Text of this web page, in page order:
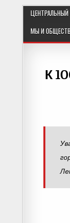
МЫ И
К